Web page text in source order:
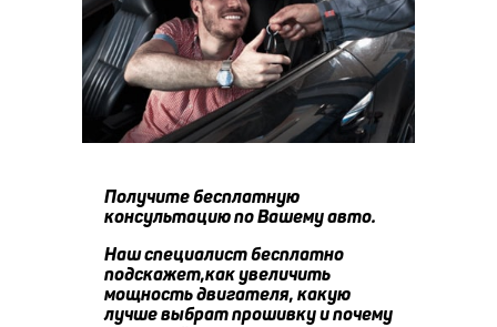
Получите бесплатную
консультацию по Вашему авто.
Наш специалист бесплатно
подскажет,как увеличить
мощность двигателя, какую
лучше выбрат прошивку и почему